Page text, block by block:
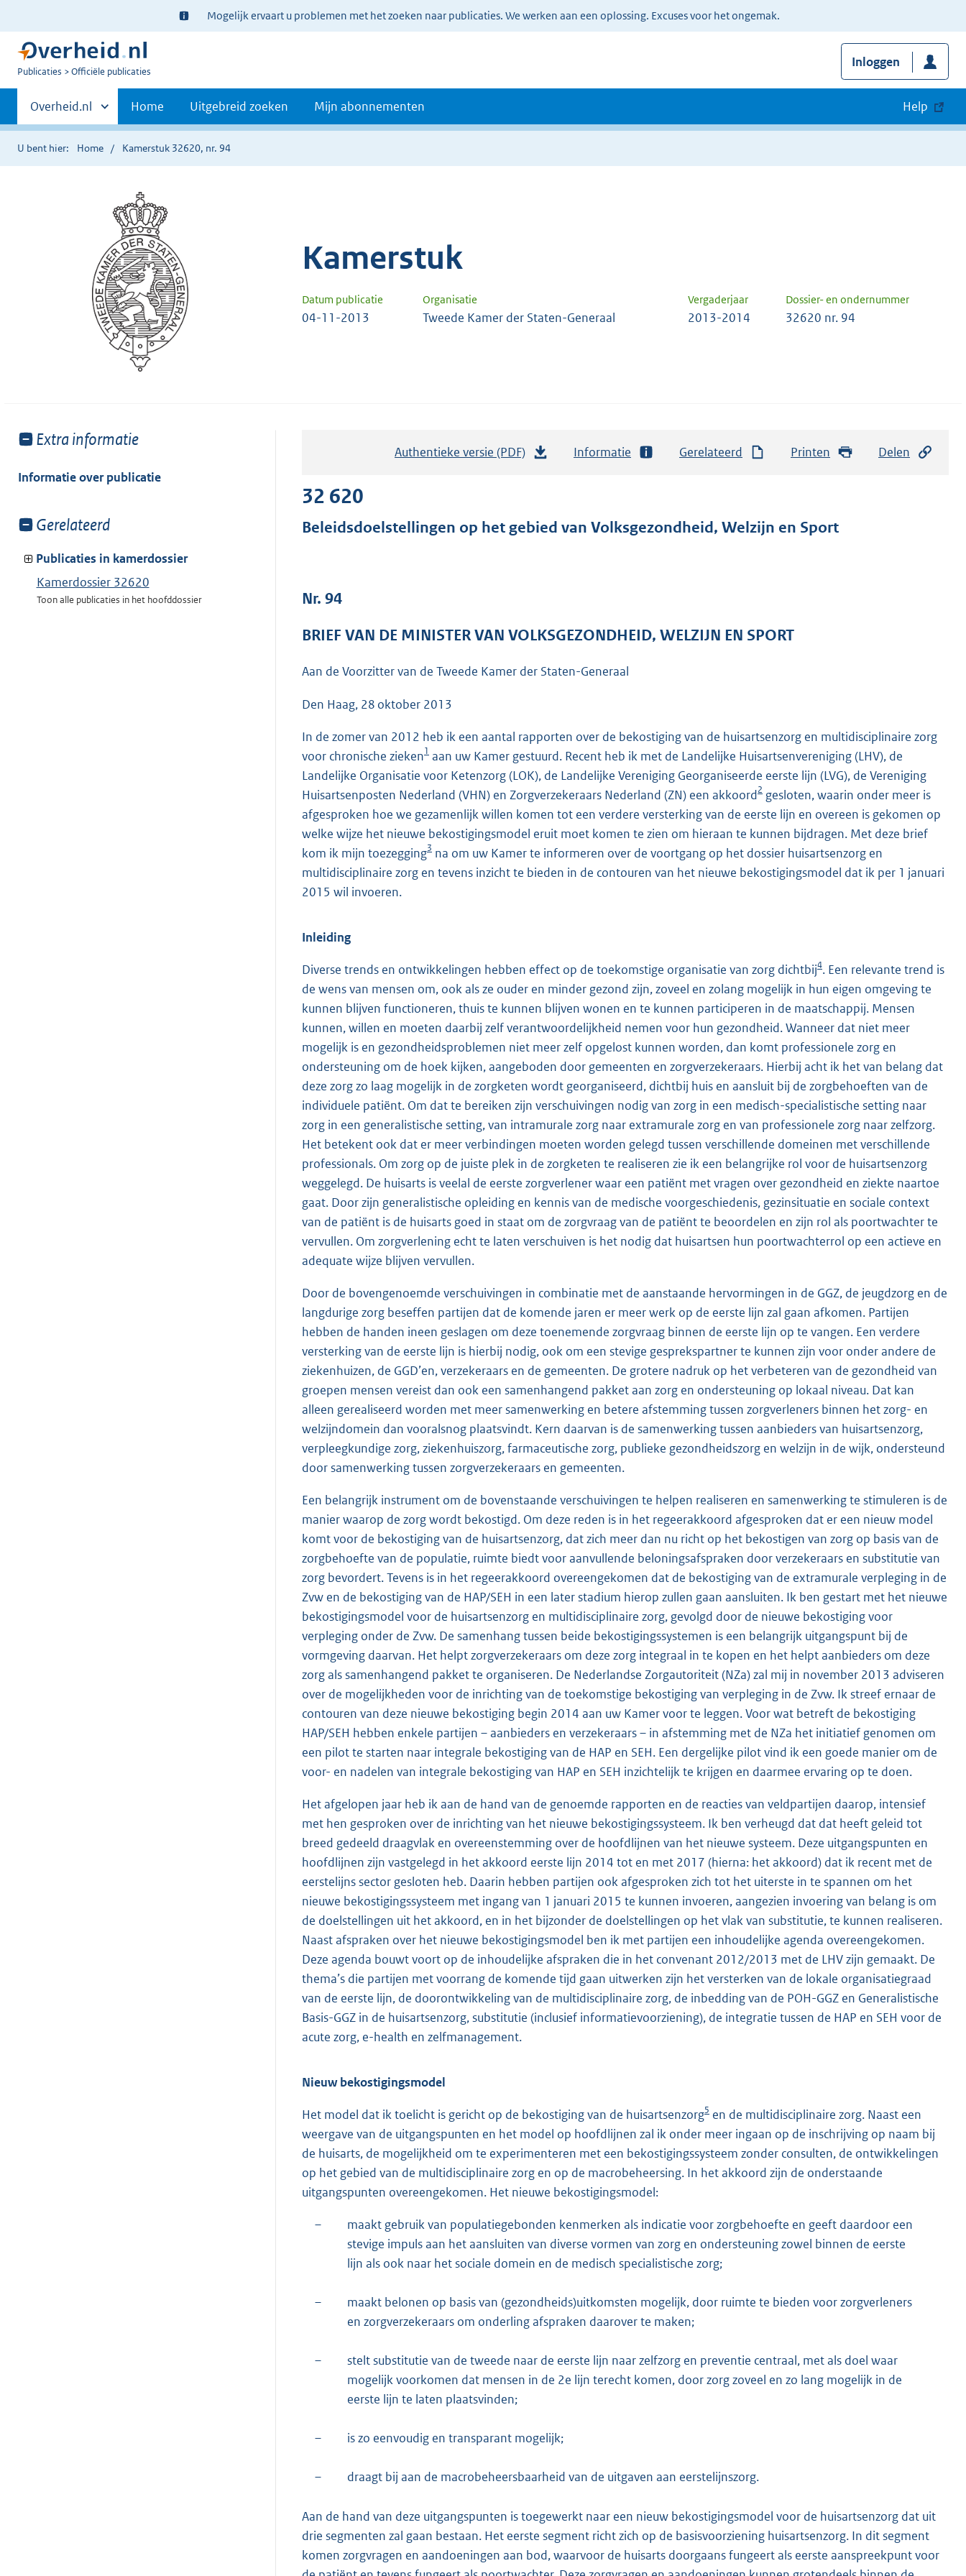
Ter
informatie:
Mogelijk ervaart u problemen met het zoeken naar publicaties. We werken aan een oplossing. Excuses voor het ongemak.
U
Publicaties Officiële publicaties
Inloggen
Primaire
navigatie
Andere
sites
binnen
Overheid.nl Home Uitgebreid zoeken Mijn abonnementen Help
U bent hier: Home Kamerstuk 32620, nr. 94
Kamerstuk
Datum publicatie Organisatie Vergaderjaar Dossier- en ondernummer
04-11-2013 Tweede Kamer der Staten-Generaal 2013-2014 32620 nr. 94
Toon
van:
Extra informatie
Informatie over publicatie
Toon
van:
Gerelateerd
Publicaties in kamerdossier
Kamerdossier 32620
Toon alle publicaties in het hoofddossier
Authentieke versie (PDF)
a
r
o
:
6
7
K
b
Informatie Gerelateerd Printen Delen
32 620
Beleidsdoelstellingen op het gebied van Volksgezondheid, Welzijn en Sport
Nr. 94
BRIEF VAN DE MINISTER VAN VOLKSGEZONDHEID, WELZIJN EN SPORT
Aan de Voorzitter van de Tweede Kamer der Staten-Generaal
Den Haag, 28 oktober 2013
In de zomer van 2012 heb ik een aantal rapporten over de bekostiging van de huisartsenzorg en multidisciplinaire zorg
voor chronische zieken1 aan uw Kamer gestuurd. Recent heb ik met de Landelijke Huisartsenvereniging (LHV), de
Landelijke Organisatie voor Ketenzorg (LOK), de Landelijke Vereniging Georganiseerde eerste lijn (LVG), de Vereniging
Huisartsenposten Nederland (VHN) en Zorgverzekeraars Nederland (ZN) een akkoord2 gesloten, waarin onder meer is
afgesproken hoe we gezamenlijk willen komen tot een verdere versterking van de eerste lijn en overeen is gekomen op
welke wijze het nieuwe bekostigingsmodel eruit moet komen te zien om hieraan te kunnen bijdragen. Met deze brief
kom ik mijn toezegging3 na om uw Kamer te informeren over de voortgang op het dossier huisartsenzorg en
multidisciplinaire zorg en tevens inzicht te bieden in de contouren van het nieuwe bekostigingsmodel dat ik per 1 januari
2015 wil invoeren.
Inleiding
Diverse trends en ontwikkelingen hebben effect op de toekomstige organisatie van zorg dichtbij4. Een relevante trend is
de wens van mensen om, ook als ze ouder en minder gezond zijn, zoveel en zolang mogelijk in hun eigen omgeving te
kunnen blijven functioneren, thuis te kunnen blijven wonen en te kunnen participeren in de maatschappij. Mensen
kunnen, willen en moeten daarbij zelf verantwoordelijkheid nemen voor hun gezondheid. Wanneer dat niet meer
mogelijk is en gezondheidsproblemen niet meer zelf opgelost kunnen worden, dan komt professionele zorg en
ondersteuning om de hoek kijken, aangeboden door gemeenten en zorgverzekeraars. Hierbij acht ik het van belang dat
deze zorg zo laag mogelijk in de zorgketen wordt georganiseerd, dichtbij huis en aansluit bij de zorgbehoeften van de
individuele patiënt. Om dat te bereiken zijn verschuivingen nodig van zorg in een medisch-specialistische setting naar
zorg in een generalistische setting, van intramurale zorg naar extramurale zorg en van professionele zorg naar zelfzorg.
Het betekent ook dat er meer verbindingen moeten worden gelegd tussen verschillende domeinen met verschillende
professionals. Om zorg op de juiste plek in de zorgketen te realiseren zie ik een belangrijke rol voor de huisartsenzorg
weggelegd. De huisarts is veelal de eerste zorgverlener waar een patiënt met vragen over gezondheid en ziekte naartoe
gaat. Door zijn generalistische opleiding en kennis van de medische voorgeschiedenis, gezinsituatie en sociale context
van de patiënt is de huisarts goed in staat om de zorgvraag van de patiënt te beoordelen en zijn rol als poortwachter te
vervullen. Om zorgverlening echt te laten verschuiven is het nodig dat huisartsen hun poortwachterrol op een actieve en
adequate wijze blijven vervullen.
Door de bovengenoemde verschuivingen in combinatie met de aanstaande hervormingen in de GGZ, de jeugdzorg en de
langdurige zorg beseffen partijen dat de komende jaren er meer werk op de eerste lijn zal gaan afkomen. Partijen
hebben de handen ineen geslagen om deze toenemende zorgvraag binnen de eerste lijn op te vangen. Een verdere
versterking van de eerste lijn is hierbij nodig, ook om een stevige gesprekspartner te kunnen zijn voor onder andere de
ziekenhuizen, de GGD’en, verzekeraars en de gemeenten. De grotere nadruk op het verbeteren van de gezondheid van
groepen mensen vereist dan ook een samenhangend pakket aan zorg en ondersteuning op lokaal niveau. Dat kan
alleen gerealiseerd worden met meer samenwerking en betere afstemming tussen zorgverleners binnen het zorg- en
welzijndomein dan vooralsnog plaatsvindt. Kern daarvan is de samenwerking tussen aanbieders van huisartsenzorg,
verpleegkundige zorg, ziekenhuiszorg, farmaceutische zorg, publieke gezondheidszorg en welzijn in de wijk, ondersteund
door samenwerking tussen zorgverzekeraars en gemeenten.
Een belangrijk instrument om de bovenstaande verschuivingen te helpen realiseren en samenwerking te stimuleren is de
manier waarop de zorg wordt bekostigd. Om deze reden is in het regeerakkoord afgesproken dat er een nieuw model
komt voor de bekostiging van de huisartsenzorg, dat zich meer dan nu richt op het bekostigen van zorg op basis van de
zorgbehoefte van de populatie, ruimte biedt voor aanvullende beloningsafspraken door verzekeraars en substitutie van
zorg bevordert. Tevens is in het regeerakkoord overeengekomen dat de bekostiging van de extramurale verpleging in de
Zvw en de bekostiging van de HAP/SEH in een later stadium hierop zullen gaan aansluiten. Ik ben gestart met het nieuwe
bekostigingsmodel voor de huisartsenzorg en multidisciplinaire zorg, gevolgd door de nieuwe bekostiging voor
verpleging onder de Zvw. De samenhang tussen beide bekostigingssystemen is een belangrijk uitgangspunt bij de
vormgeving daarvan. Het helpt zorgverzekeraars om deze zorg integraal in te kopen en het helpt aanbieders om deze
zorg als samenhangend pakket te organiseren. De Nederlandse Zorgautoriteit (NZa) zal mij in november 2013 adviseren
over de mogelijkheden voor de inrichting van de toekomstige bekostiging van verpleging in de Zvw. Ik streef ernaar de
contouren van deze nieuwe bekostiging begin 2014 aan uw Kamer voor te leggen. Voor wat betreft de bekostiging
HAP/SEH hebben enkele partijen – aanbieders en verzekeraars – in afstemming met de NZa het initiatief genomen om
een pilot te starten naar integrale bekostiging van de HAP en SEH. Een dergelijke pilot vind ik een goede manier om de
voor- en nadelen van integrale bekostiging van HAP en SEH inzichtelijk te krijgen en daarmee ervaring op te doen.
Het afgelopen jaar heb ik aan de hand van de genoemde rapporten en de reacties van veldpartijen daarop, intensief
met hen gesproken over de inrichting van het nieuwe bekostigingssysteem. Ik ben verheugd dat dat heeft geleid tot
breed gedeeld draagvlak en overeenstemming over de hoofdlijnen van het nieuwe systeem. Deze uitgangspunten en
hoofdlijnen zijn vastgelegd in het akkoord eerste lijn 2014 tot en met 2017 (hierna: het akkoord) dat ik recent met de
eerstelijns sector gesloten heb. Daarin hebben partijen ook afgesproken zich tot het uiterste in te spannen om het
nieuwe bekostigingssysteem met ingang van 1 januari 2015 te kunnen invoeren, aangezien invoering van belang is om
de doelstellingen uit het akkoord, en in het bijzonder de doelstellingen op het vlak van substitutie, te kunnen realiseren.
Naast afspraken over het nieuwe bekostigingsmodel ben ik met partijen een inhoudelijke agenda overeengekomen.
Deze agenda bouwt voort op de inhoudelijke afspraken die in het convenant 2012/2013 met de LHV zijn gemaakt. De
thema’s die partijen met voorrang de komende tijd gaan uitwerken zijn het versterken van de lokale organisatiegraad
van de eerste lijn, de doorontwikkeling van de multidisciplinaire zorg, de inbedding van de POH-GGZ en Generalistische
Basis-GGZ in de huisartsenzorg, substitutie (inclusief informatievoorziening), de integratie tussen de HAP en SEH voor de
acute zorg, e-health en zelfmanagement.
Nieuw bekostigingsmodel
Het model dat ik toelicht is gericht op de bekostiging van de huisartsenzorg5 en de multidisciplinaire zorg. Naast een
weergave van de uitgangspunten en het model op hoofdlijnen zal ik onder meer ingaan op de inschrijving op naam bij
de huisarts, de mogelijkheid om te experimenteren met een bekostigingssysteem zonder consulten, de ontwikkelingen
op het gebied van de multidisciplinaire zorg en op de macrobeheersing. In het akkoord zijn de onderstaande
uitgangspunten overeengekomen. Het nieuwe bekostigingsmodel:
–
maakt gebruik van populatiegebonden kenmerken als indicatie voor zorgbehoefte en geeft daardoor een
stevige impuls aan het aansluiten van diverse vormen van zorg en ondersteuning zowel binnen de eerste
lijn als ook naar het sociale domein en de medisch specialistische zorg;
–
maakt belonen op basis van (gezondheids)uitkomsten mogelijk, door ruimte te bieden voor zorgverleners
en zorgverzekeraars om onderling afspraken daarover te maken;
–
stelt substitutie van de tweede naar de eerste lijn naar zelfzorg en preventie centraal, met als doel waar
mogelijk voorkomen dat mensen in de 2e lijn terecht komen, door zorg zoveel en zo lang mogelijk in de
eerste lijn te laten plaatsvinden;
– is zo eenvoudig en transparant mogelijk;
– draagt bij aan de macrobeheersbaarheid van de uitgaven aan eerstelijnszorg.
Aan de hand van deze uitgangspunten is toegewerkt naar een nieuw bekostigingsmodel voor de huisartsenzorg dat uit
drie segmenten zal gaan bestaan. Het eerste segment richt zich op de basisvoorziening huisartsenzorg. In dit segment
komen zorgvragen en aandoeningen aan bod, waarvoor de huisarts doorgaans fungeert als eerste aanspreekpunt voor